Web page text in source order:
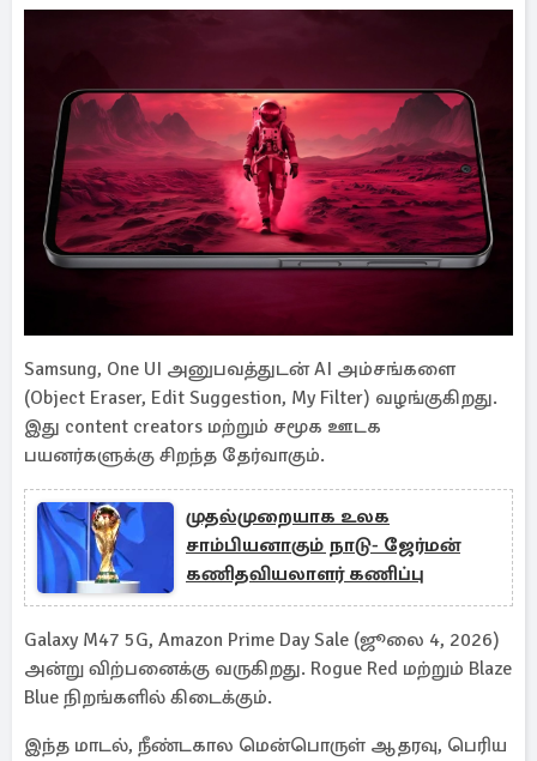
Samsung, One UI அனுபவத்துடன் AI அம்சங்களை
(Object Eraser, Edit Suggestion, My Filter) வழங்குகிறது.
இது content creators மற்றும் சமூக ஊடக
பயனர்களுக்கு சிறந்த தேர்வாகும்.
முதல்முறையாக உலக
சாம்பியனாகும் நாடு- ஜேர்மன்
கணிதவியலாளர் கணிப்பு
Galaxy M47 5G, Amazon Prime Day Sale (ஜூலை 4, 2026)
அன்று விற்பனைக்கு வருகிறது. Rogue Red மற்றும் Blaze
Blue நிறங்களில் கிடைக்கும்.
இந்த மாடல், நீண்டகால மென்பொருள் ஆதரவு, பெரிய